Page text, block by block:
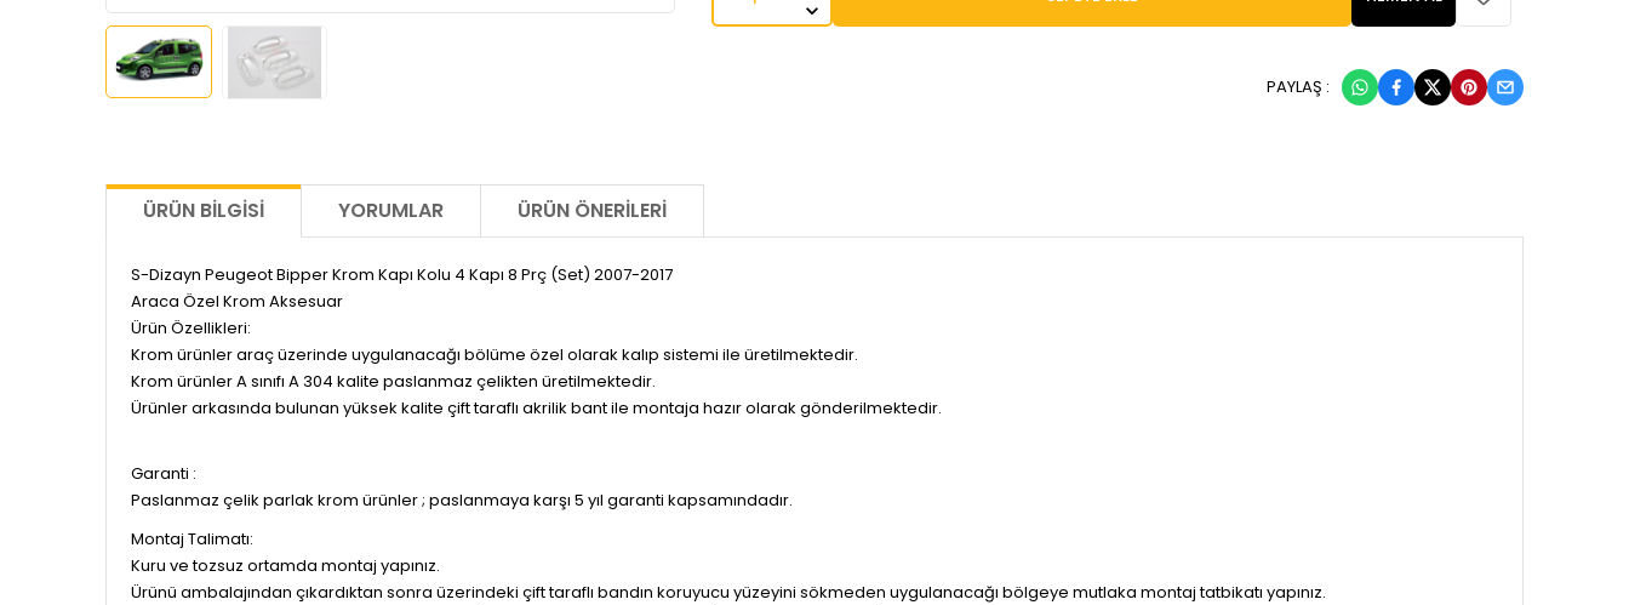
PAYLAŞ :
ÜRÜN BILGISI YORUMLAR ÜRÜN ÖNERILERI
S-Dizayn Peugeot Bipper Krom Kapı Kolu 4 Kapı 8 Prç (Set) 2007-2017
Araca Özel Krom Aksesuar
Ürün Özellikleri:
Krom ürünler araç üzerinde uygulanacağı bölüme özel olarak kalıp sistemi ile üretilmektedir.
Krom ürünler A sınıfı A 304 kalite paslanmaz çelikten üretilmektedir.
Ürünler arkasında bulunan yüksek kalite çift taraflı akrilik bant ile montaja hazır olarak gönderilmektedir.
Garanti :
Paslanmaz çelik parlak krom ürünler ; paslanmaya karşı 5 yıl garanti kapsamındadır.
Montaj Talimatı:
Kuru ve tozsuz ortamda montaj yapınız.
Ürünü ambalajından çıkardıktan sonra üzerindeki çift taraflı bandın koruyucu yüzeyini sökmeden uygulanacağı bölgeye mutlaka montaj tatbikatı yapınız.